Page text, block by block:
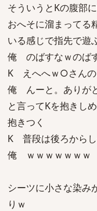
そういうとKの腹部
おへそに溜まってる
いる感じで指先で遊
俺 のばすなｗのば
K えへへｗ○さんの
俺 んーと。ありが
と言ってKを抱きし
抱きつく
K 普段は後ろから
俺 ｗｗｗｗｗｗｗ
シーツに小さな染み
りｗ